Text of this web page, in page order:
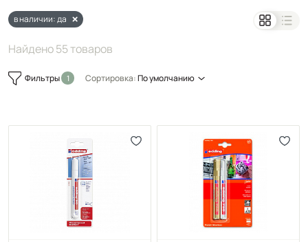
в наличии: да
Найдено 55 товаров
Фильтры Сортировка:По умолчанию